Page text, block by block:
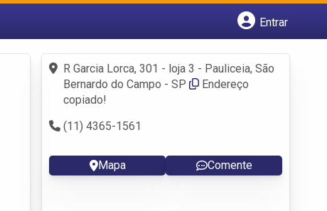
Entrar
Fazer login
Criar conta
R Garcia Lorca, 301 - loja 3 - Pauliceia, São
Bernardo do Campo - SP
Endereço
copiado!
(11) 4365-1561
Mapa Comente